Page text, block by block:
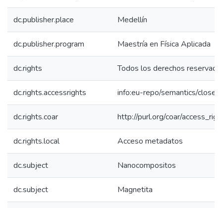
dc.publisher.place Medellín
dc.publisher.program Maestría en Física Aplicada
dc.rights Todos los derechos
dc.rights.accessrights info:eu-repo/semantics/
dc.rights.coar http://purl.org/coar/
dc.rights.local Acceso metadatos
dc.subject Nanocompositos
dc.subject Magnetita